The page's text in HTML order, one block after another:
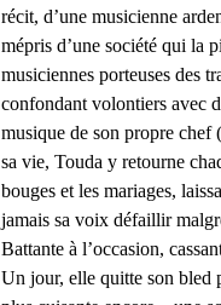
récit, d’une musicienne
mépris d’une société qui la
musiciennes porteuses des
confondant volontiers avec
musique de son propre chef
sa vie, Touda y retourne
bouges et les mariages,
jamais sa voix défaillir
Battante à l’occasion,
Un jour, elle quitte son bled